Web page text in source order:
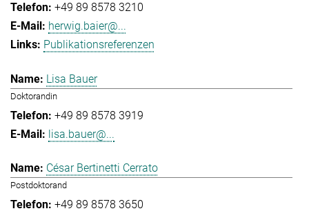
+49 89 8578 3210
herwig.baier@...
Publikationsreferenzen
Lisa Bauer
Doktorandin
+49 89 8578 3919
lisa.bauer@...
César Bertinetti Cerrato
Postdoktorand
+49 89 8578 3650